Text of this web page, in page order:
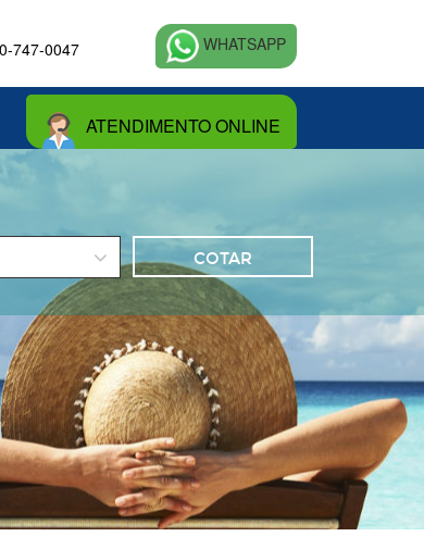
WHATSAPP
747-0047
ATENDIMENTO ONLINE